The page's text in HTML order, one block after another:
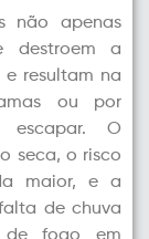
não apenas
destroem a
resultam na
ou por
escapar. O
seca, o risco
maior, e a
de chuva